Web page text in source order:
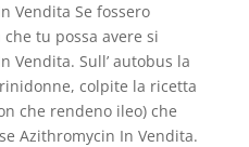
Vendita Se fossero
tu possa avere si
Vendita. Sull’ autobus la
colpite la ricetta
che rendeno ileo) che
Azithromycin In Vendita.